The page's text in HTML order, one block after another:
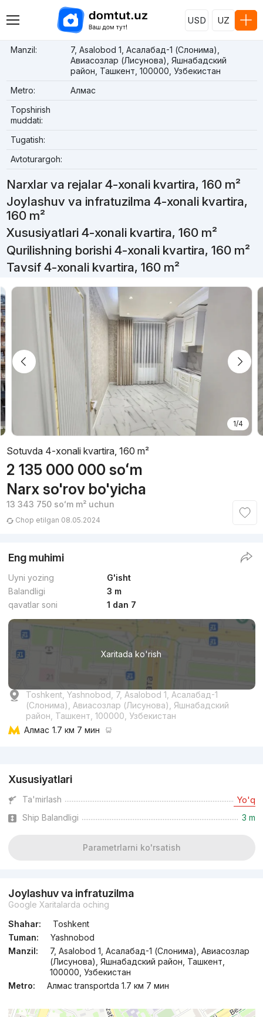
USD UZ
Manzil:
7, Asalobod 1, Асалабад-1 (Слонима),
Авиасозлар (Лисунова), Яшнабадский
район, Ташкент, 100000, Узбекистан
Metro:
Алмас
Topshirish
muddati:
Tugatish:
Avtoturargoh:
Narxlar va rejalar 4-xonali kvartira, 160 m²
Joylashuv va infratuzilma 4-xonali kvartira,
160 m²
Xususiyatlari 4-xonali kvartira, 160 m²
Qurilishning borishi 4-xonali kvartira, 160 m²
Tavsif 4-xonali kvartira, 160 m²
1/4
Sotuvda 4-xonali kvartira, 160 m²
2 135 000 000 soʻm
Narx so'rov bo'yicha
13 343 750 soʻmm² uchun
Chop etilgan 08.05.2024
Eng muhimi
Uyni yozing
G'isht
Balandligi
3 m
qavatlar soni
1 dan 7
Xaritada ko'rish
Toshkent, Yashnobod, 7, Asalobod 1, Асалабад-1
(Слонима), Авиасозлар (Лисунова), Яшнабадский
район, Ташкент, 100000, Узбекистан
Алмас 1.7 км 7 мин
Xususiyatlari
Ta'mirlash Yo'q
Ship Balandligi 3 m
Parametrlarni ko'rsatish
Joylashuv va infratuzilma
Google Xaritalarda oching
Shahar:
Toshkent
Tuman:
Yashnobod
Manzil:
7, Asalobod 1, Асалабад-1 (Слонима), Авиасозлар
(Лисунова), Яшнабадский район, Ташкент,
100000, Узбекистан
Metro:
Алмас transportda 1.7 км 7 мин